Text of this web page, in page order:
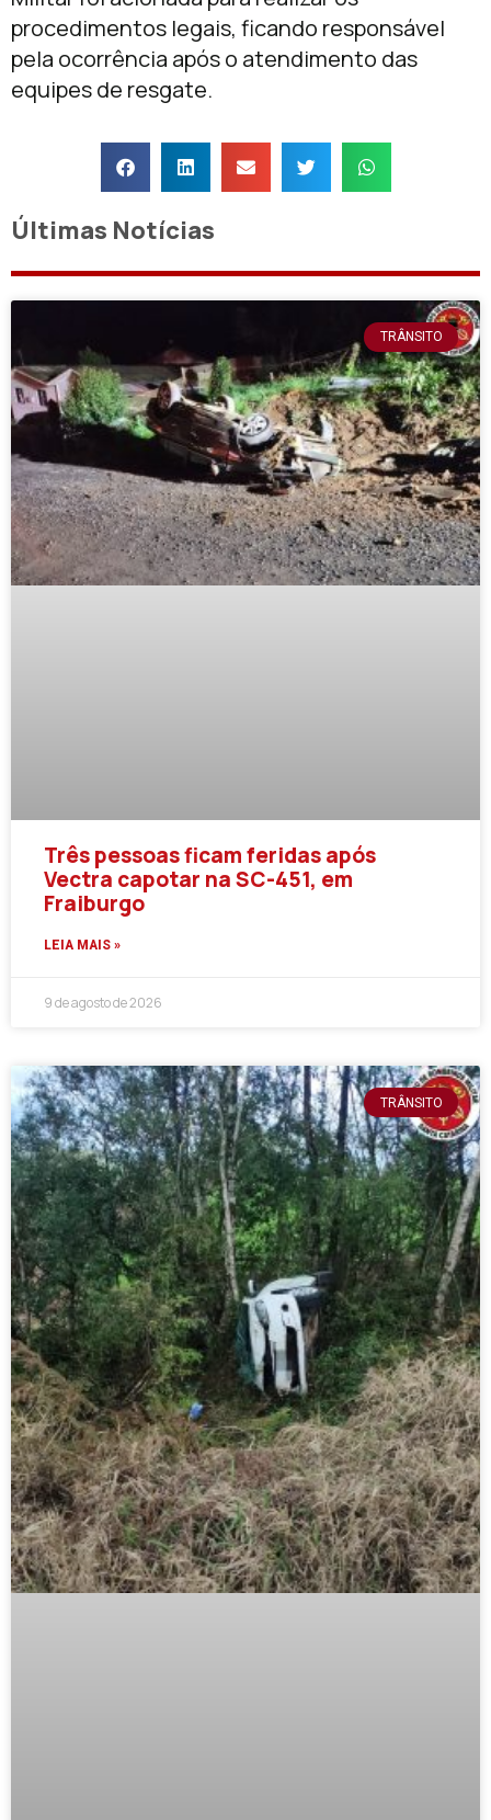
procedimentos legais, ficando responsável
pela ocorrência após o atendimento das
equipes de resgate.
Últimas Notícias
TRÂNSITO
Três pessoas ficam feridas após
Vectra capotar na SC-451, em
Fraiburgo
LEIA MAIS »
9 de agosto de 2026
TRÂNSITO